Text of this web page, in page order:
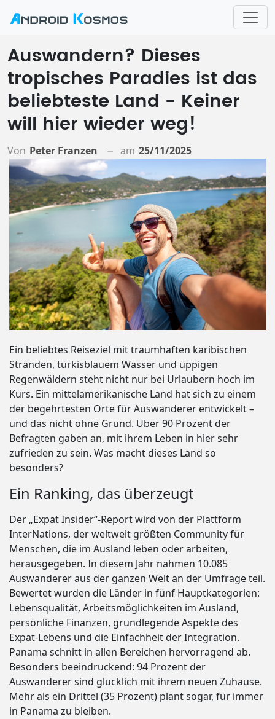
Auswandern? Dieses
tropisches Paradies ist das
beliebteste Land - Keiner
will hier wieder weg!
Von Peter Franzen am 25/11/2025
Ein beliebtes Reiseziel mit traumhaften karibischen
Stränden, türkisblauem Wasser und üppigen
Regenwäldern steht nicht nur bei Urlaubern hoch im
Kurs. Ein mittelamerikanische Land hat sich zu einem
der begehrtesten Orte für Auswanderer entwickelt –
und das nicht ohne Grund. Über 90 Prozent der
Befragten gaben an, mit ihrem Leben in hier sehr
zufrieden zu sein. Was macht dieses Land so
besonders?
Ein Ranking, das überzeugt
Der „Expat Insider“-Report wird von der Plattform
InterNations, der weltweit größten Community für
Menschen, die im Ausland leben oder arbeiten,
herausgegeben. In diesem Jahr nahmen 10.085
Auswanderer aus der ganzen Welt an der Umfrage teil.
Bewertet wurden die Länder in fünf Hauptkategorien:
Lebensqualität, Arbeitsmöglichkeiten im Ausland,
persönliche Finanzen, grundlegende Aspekte des
Expat-Lebens und die Einfachheit der Integration.
Panama schnitt in allen Bereichen hervorragend ab.
Besonders beeindruckend: 94 Prozent der
Auswanderer sind glücklich mit ihrem neuen Zuhause.
Mehr als ein Drittel (35 Prozent) plant sogar, für immer
in Panama zu bleiben.